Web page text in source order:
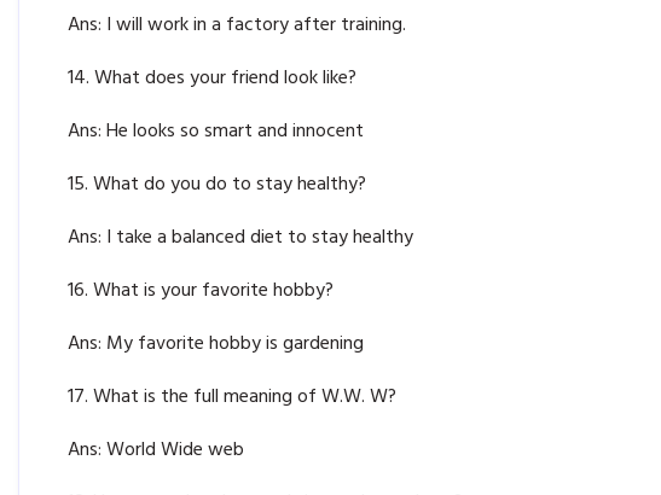
Ans: I will work in a factory after training.
14. What does your friend look like?
Ans: He looks so smart and innocent
15. What do you do to stay healthy?
Ans: I take a balanced diet to stay healthy
16. What is your favorite hobby?
Ans: My favorite hobby is gardening
17. What is the full meaning of W.W. W?
Ans: World Wide web